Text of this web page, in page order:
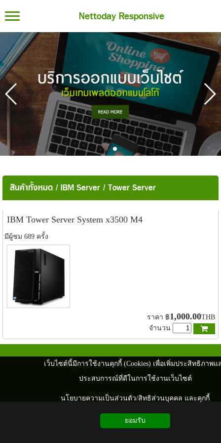
Nettoday Responsive
สินค้าทั้งหมด /IBM Server /Tower Server
IBM Tower Server System x3500 M4
มีผู้ชม 689 ครั้ง
ราคา ฿1,000.00THB
จำนวน
© Copyright 2026 www.nettoday.co.th
Mobile Version
เว็บไซต์นี้มีการใช้งานคุกกี้ (Cookies) เพื่อเพิ่มประสิทธิภาพแ
ประสบการณ์ที่ดีในการใช้งานเว็บไซต์
นโยบายความเป็นส่วนตัว/สิทธิส่วนบุคคล และคุกกี้
ยอมรับ